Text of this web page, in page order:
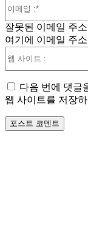
잘못된 이메일 주
여기에 이메일 주
다음 번에 댓글
웹 사이트를 저장